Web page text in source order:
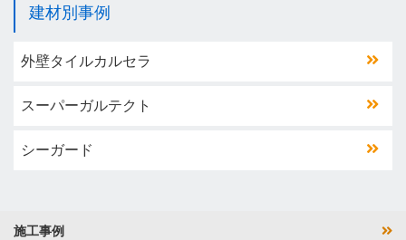
建材別事例
外壁タイルカルセラ
スーパーガルテクト
シーガード
施工事例